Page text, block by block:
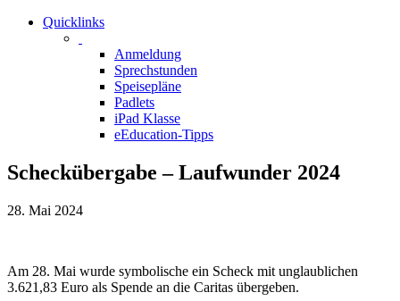
Quicklinks
Anmeldung
Sprechstunden
Speisepläne
Padlets
iPad Klasse
eEducation-Tipps
Scheckübergabe – Laufwunder 2024
28. Mai 2024
Am 28. Mai wurde symbolische ein Scheck mit unglaublichen
3.621,83 Euro als Spende an die Caritas übergeben.